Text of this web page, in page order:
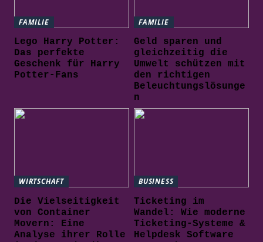
FAMILIE
Lego Harry Potter:
Das perfekte
Geschenk für Harry
Potter-Fans
FAMILIE
Geld sparen und
gleichzeitig die
Umwelt schützen mit
den richtigen
Beleuchtungslösunge
n
WIRTSCHAFT
Die Vielseitigkeit
von Container
Movern: Eine
Analyse ihrer Rolle
BUSINESS
Ticketing im
Wandel: Wie moderne
Ticketing-Systeme &
Helpdesk Software